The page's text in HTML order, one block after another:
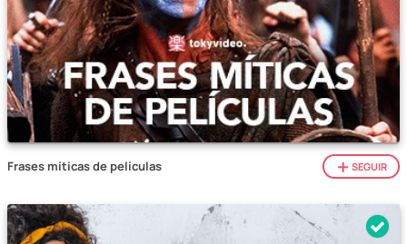
Frases míticas de películas SEGUIR